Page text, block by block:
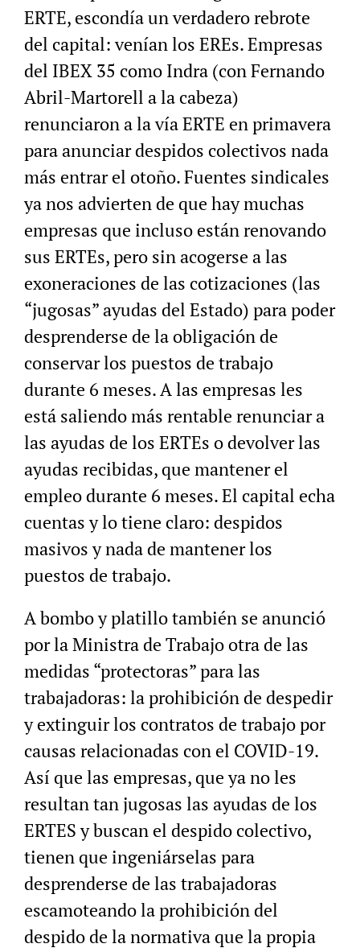
ERTE, escondía un verdadero rebrote
del capital: venían los EREs. Empresas
del IBEX 35 como Indra (con Fernando
Abril-Martorell a la cabeza)
renunciaron a la vía ERTE en primavera
para anunciar despidos colectivos nada
más entrar el otoño. Fuentes sindicales
ya nos advierten de que hay muchas
empresas que incluso están renovando
sus ERTEs, pero sin acogerse a las
exoneraciones de las cotizaciones (las
“jugosas” ayudas del Estado) para poder
desprenderse de la obligación de
conservar los puestos de trabajo
durante 6 meses. A las empresas les
está saliendo más rentable renunciar a
las ayudas de los ERTEs o devolver las
ayudas recibidas, que mantener el
empleo durante 6 meses. El capital echa
cuentas y lo tiene claro: despidos
masivos y nada de mantener los
puestos de trabajo.
A bombo y platillo también se anunció
por la Ministra de Trabajo otra de las
medidas “protectoras” para las
trabajadoras: la prohibición de despedir
y extinguir los contratos de trabajo por
causas relacionadas con el COVID-19.
Así que las empresas, que ya no les
resultan tan jugosas las ayudas de los
ERTES y buscan el despido colectivo,
tienen que ingeniárselas para
desprenderse de las trabajadoras
escamoteando la prohibición del
despido de la normativa que la propia